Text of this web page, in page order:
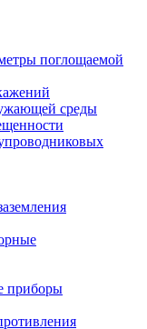
поглощаемой
среды
приборы